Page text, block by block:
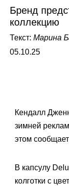
Бренд
коллекцию
Текст: Марина
05.10.25
Кендалл
зимней
этом сообщает
В капсулу
колготки с